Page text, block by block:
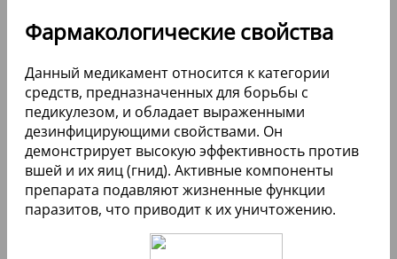
Фармакологические свойства
Данный медикамент относится к категории
средств, предназначенных для борьбы с
педикулезом, и обладает выраженными
дезинфицирующими свойствами. Он
демонстрирует высокую эффективность против
вшей и их яиц (гнид). Активные компоненты
препарата подавляют жизненные функции
паразитов, что приводит к их уничтожению.